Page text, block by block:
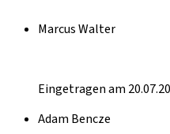
Marcus Walter
Eingetragen am
Adam Bencze